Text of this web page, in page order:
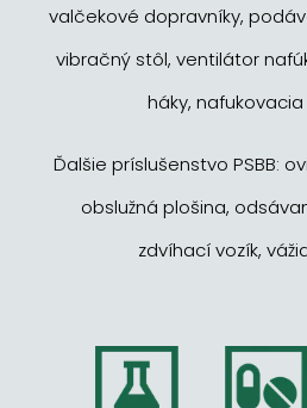
valčekové dopravníky,
vibračný stôl, ventilátor
háky,
Ďalšie príslušenstvo PSBB:
obslužná plošina,
zdvíhací vozík,